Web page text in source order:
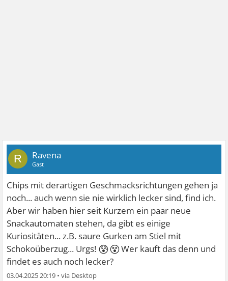
R Ravena
Gast
Chips mit derartigen Geschmacksrichtungen gehen ja
noch... auch wenn sie nie wirklich lecker sind, find ich.
Aber wir haben hier seit Kurzem ein paar neue
Snackautomaten stehen, da gibt es einige
Kuriositäten... z.B. saure Gurken am Stiel mit
Schokoüberzug... Urgs! 😰😵Wer kauft das denn und
findet es auch noch lecker?
03.04.2025 20:19 •